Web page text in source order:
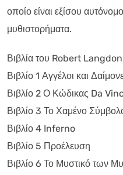
οποίο είναι εξίσου
μυθιστορήματα.
Βιβλία του Robert Langdon
Βιβλίο 1 Αγγέλοι και
Βιβλίο 2 Ο Κώδικας Da
Βιβλίο 3 Το Χαμένο
Βιβλίο 4 Inferno
Βιβλίο 5 Προέλευση
Βιβλίο 6 Το Μυστικό των